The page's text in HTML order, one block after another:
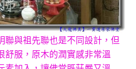
聯與祖先聯也是不同設計，但
舒服，原木的潤實感非常溫